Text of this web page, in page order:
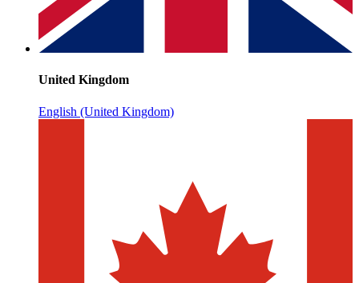
United Kingdom
English (United Kingdom)